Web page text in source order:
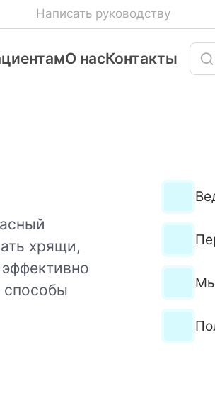
Написать руководству
О насКонтакты
хрящи,
способы